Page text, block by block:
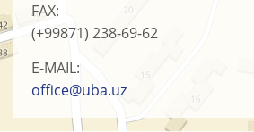
FAX:
(+99871) 238-69-62
E-MAIL:
office@uba.uz